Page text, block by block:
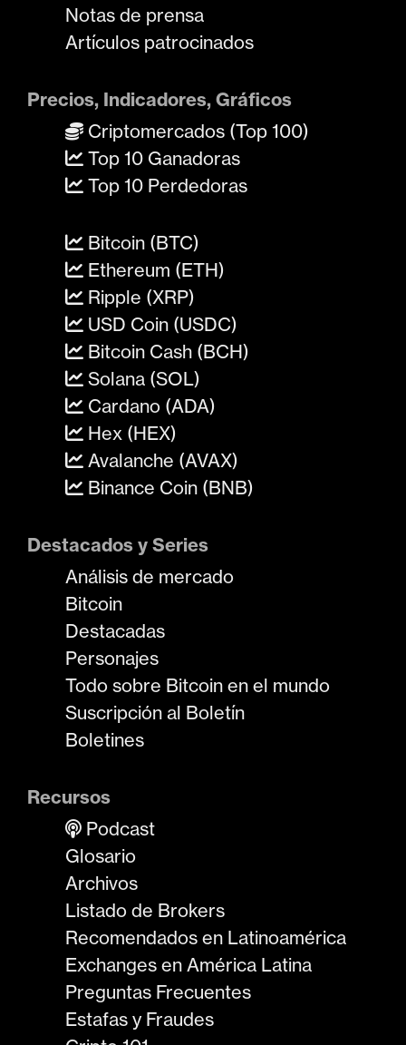
Notas de prensa
Artículos patrocinados
Precios, Indicadores, Gráficos
Criptomercados (Top 100)
Top 10 Ganadoras
Top 10 Perdedoras
Bitcoin (BTC)
Ethereum (ETH)
Ripple (XRP)
USD Coin (USDC)
Bitcoin Cash (BCH)
Solana (SOL)
Cardano (ADA)
Hex (HEX)
Avalanche (AVAX)
Binance Coin (BNB)
Destacados y Series
Análisis de mercado
Bitcoin
Destacadas
Personajes
Todo sobre Bitcoin en el mundo
Suscripción al Boletín
Boletines
Recursos
Podcast
Glosario
Archivos
Listado de Brokers
Recomendados en Latinoamérica
Exchanges en América Latina
Preguntas Frecuentes
Estafas y Fraudes